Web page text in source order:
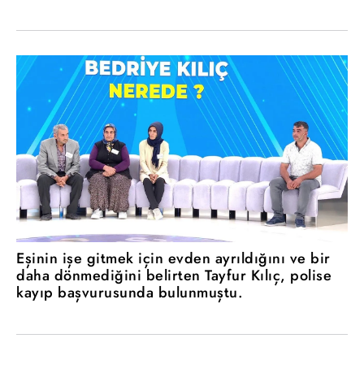
Eşinin işe gitmek için evden ayrıldığını ve bir
daha dönmediğini belirten Tayfur Kılıç, polise
kayıp başvurusunda bulunmuştu.